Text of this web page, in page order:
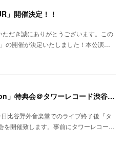
」開催決定！！
だき誠にありがとうございます。この
の開催が決定いたしました！本公演…
「ESCAPE from BiSimulation」特典会＠タワーレコード渋谷B1F開催決定のお知らせ
比谷野外音楽堂でのライブ終了後『タ
を開催致します。事前にタワーレコー…